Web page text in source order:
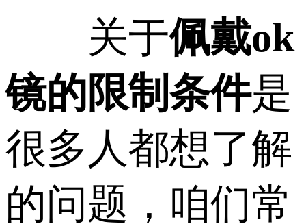
关于佩戴ok
镜的限制条件是
很多人都想了解
的问题，咱们常